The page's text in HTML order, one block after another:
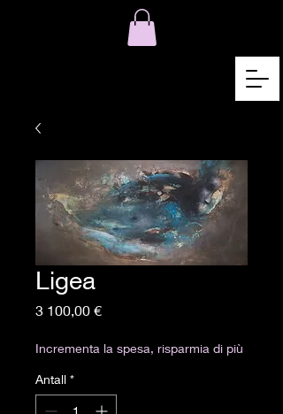
Ligea
3 100,00 €Pris
Incrementa la spesa, risparmia di più
Antall *